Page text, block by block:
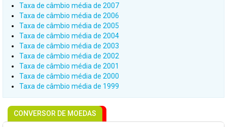
Taxa de câmbio média de 2007
Taxa de câmbio média de 2006
Taxa de câmbio média de 2005
Taxa de câmbio média de 2004
Taxa de câmbio média de 2003
Taxa de câmbio média de 2002
Taxa de câmbio média de 2001
Taxa de câmbio média de 2000
Taxa de câmbio média de 1999
CONVERSOR DE MOEDAS